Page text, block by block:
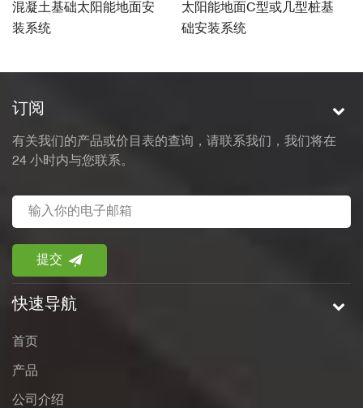
混凝土基础太阳能地面安
装系统
太阳能地面C型或几型桩基
础安装系统
订阅
有关我们的产品或价目表的查询，请联系我们，我们将在
24 小时内与您联系。
快速导航
首页
产品
公司介绍